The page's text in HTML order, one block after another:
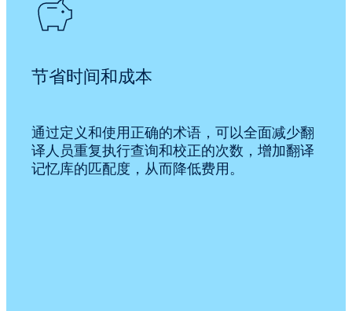
节省时间和成本
通过定义和使用正确的术语，可以全面减少翻
译人员重复执行查询和校正的次数，增加翻译
记忆库的匹配度，从而降低费用。